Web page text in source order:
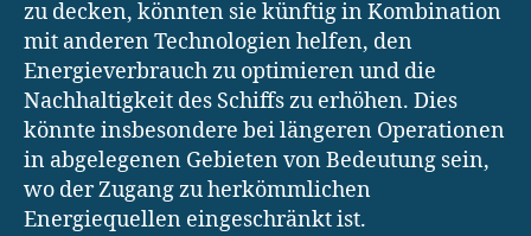
zu decken, könnten sie künftig in Kombination
mit anderen Technologien helfen, den
Energieverbrauch zu optimieren und die
Nachhaltigkeit des Schiffs zu erhöhen. Dies
könnte insbesondere bei längeren Operationen
in abgelegenen Gebieten von Bedeutung sein,
wo der Zugang zu herkömmlichen
Energiequellen eingeschränkt ist.